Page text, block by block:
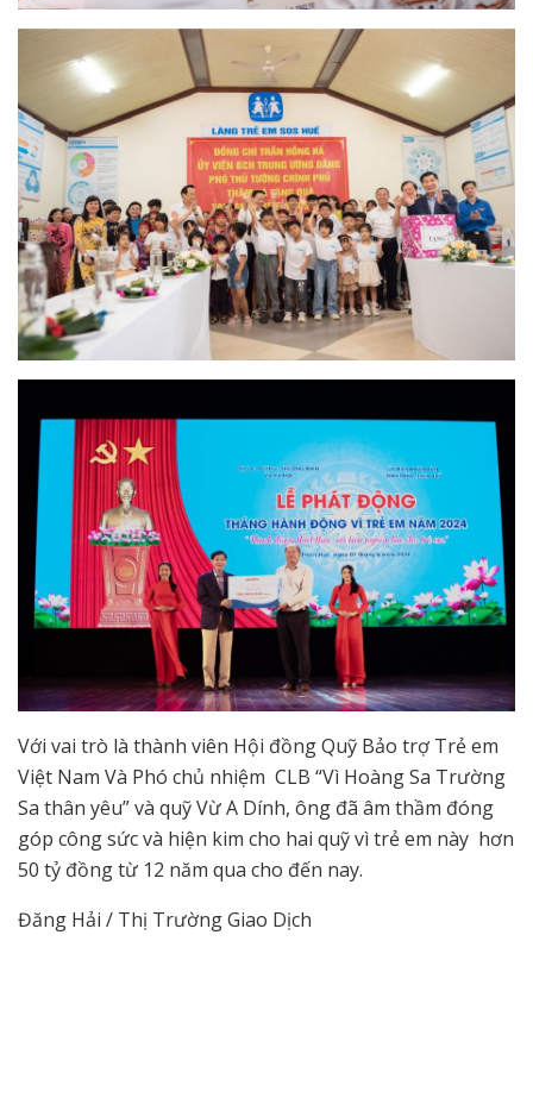
Với vai trò là thành viên Hội đồng Quỹ Bảo trợ Trẻ em
Việt Nam Và Phó chủ nhiệm CLB “Vì Hoàng Sa Trường
Sa thân yêu” và quỹ Vừ A Dính, ông đã âm thầm đóng
góp công sức và hiện kim cho hai quỹ vì trẻ em này hơn
50 tỷ đồng từ 12 năm qua cho đến nay.
Đăng Hải / Thị Trường Giao Dịch